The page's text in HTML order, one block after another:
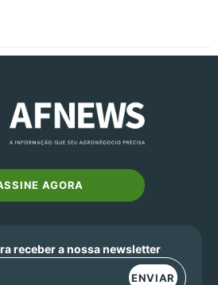
AGORA
receber a nossa newsletter
ENVIAR